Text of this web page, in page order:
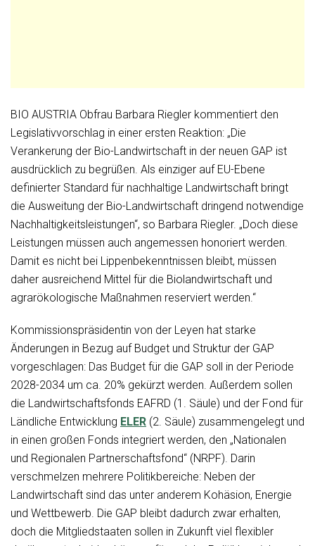
BIO AUSTRIA Obfrau Barbara Riegler kommentiert den
Legislativvorschlag in einer ersten Reaktion: „Die
Verankerung der Bio-Landwirtschaft in der neuen GAP ist
ausdrücklich zu begrüßen. Als einziger auf EU-Ebene
definierter Standard für nachhaltige Landwirtschaft bringt
die Ausweitung der Bio-Landwirtschaft dringend notwendige
Nachhaltigkeitsleistungen“, so Barbara Riegler. „Doch diese
Leistungen müssen auch angemessen honoriert werden.
Damit es nicht bei Lippenbekenntnissen bleibt, müssen
daher ausreichend Mittel für die Biolandwirtschaft und
agrarökologische Maßnahmen reserviert werden.“
Kommissionspräsidentin von der Leyen hat starke
Änderungen in Bezug auf Budget und Struktur der GAP
vorgeschlagen: Das Budget für die GAP soll in der Periode
2028-2034 um ca. 20% gekürzt werden. Außerdem sollen
die Landwirtschaftsfonds EAFRD (1. Säule) und der Fond für
Ländliche Entwicklung ELER (2. Säule) zusammengelegt und
in einen großen Fonds integriert werden, den „Nationalen
und Regionalen Partnerschaftsfond“ (NRPF). Darin
verschmelzen mehrere Politikbereiche: Neben der
Landwirtschaft sind das unter anderem Kohäsion, Energie
und Wettbewerb. Die GAP bleibt dadurch zwar erhalten,
doch die Mitgliedstaaten sollen in Zukunft viel flexibler